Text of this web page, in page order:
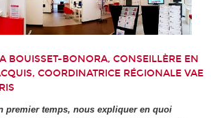
BOUISSET-BONORA, CONSEILLÈRE EN
COORDINATRICE RÉGIONALE VAE
premier temps, nous expliquer en quoi